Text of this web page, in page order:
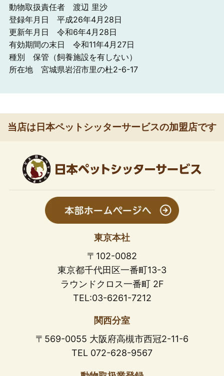
動物取扱責任者 渡辺 里沙
登録年月日 平成26年4月28日
更新年月日 令和6年4月28日
有効期間の末日 令和11年4月27日
種別 保管（飼養施設を有しない）
所在地 宮城県岩沼市里の杜2-6-17
当店は日本ペットシッターサービスの加盟店です
東京本社
〒102-0082
東京都千代田区一番町13-3
ラウンドクロス一番町 2F
TEL:03-6261-7212
関西分室
〒569-0055 大阪府高槻市西冠2-11-6
TEL 072-628-9567